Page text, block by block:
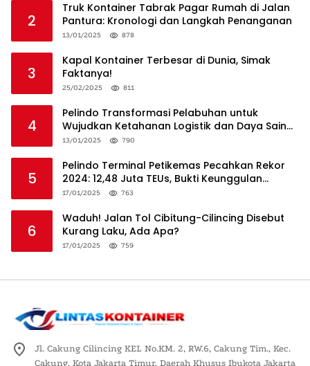
2
Truk Kontainer Tabrak Pagar Rumah di Jalan
Pantura: Kronologi dan Langkah Penanganan
13/01/2025 878
3
Kapal Kontainer Terbesar di Dunia, Simak
Faktanya!
25/02/2025 811
4
Pelindo Transformasi Pelabuhan untuk
Wujudkan Ketahanan Logistik dan Daya Saing
Global
13/01/2025 790
5
Pelindo Terminal Petikemas Pecahkan Rekor
2024: 12,48 Juta TEUs, Bukti Keunggulan
Logistik Nasional
17/01/2025 763
6
Waduh! Jalan Tol Cibitung-Cilincing Disebut
Kurang Laku, Ada Apa?
17/01/2025 759
Jl. Cakung Cilincing KEL No.KM. 2, RW.6, Cakung Tim., Kec.
Cakung, Kota Jakarta Timur, Daerah Khusus Ibukota Jakarta